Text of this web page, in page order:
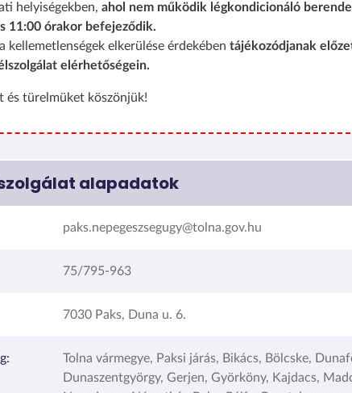
helyiségekben, ahol nem működik légkondicionáló
11:00 órakor befejeződik.
kellemetlenségek elkerülése érdekében tájékozódjanak
elérhetőségein.
és türelmüket köszönjük!
alapadatok
paks.nepegeszsegugy@tolna.gov.hu
75/795-963
7030 Paks, Duna u. 6.
Tolna vármegye, Paksi járás, Bikács, Bölcske,
Dunaszentgyörgy, Gerjen, Györköny, Kajdacs,